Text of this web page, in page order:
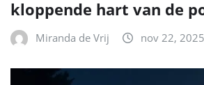
kloppende hart van de
Miranda de Vrij nov 22, 2025